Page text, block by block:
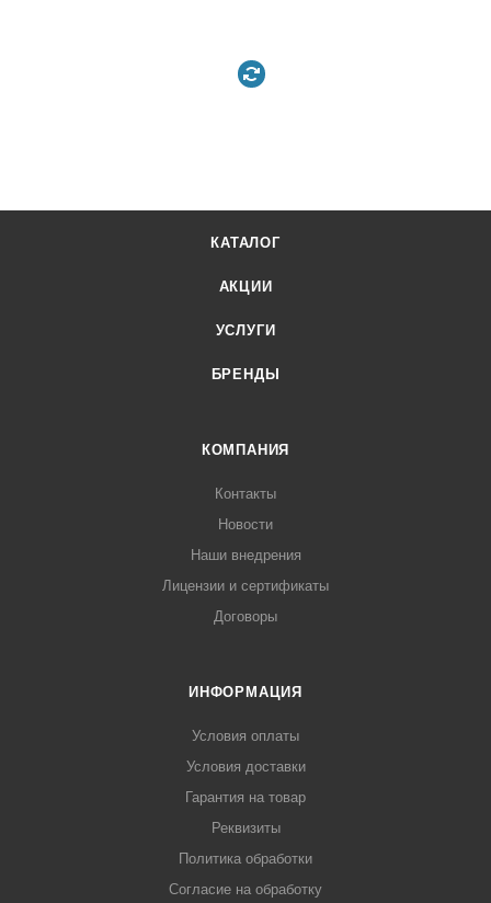
КАТАЛОГ
АКЦИИ
УСЛУГИ
БРЕНДЫ
КОМПАНИЯ
Контакты
Новости
Наши внедрения
Лицензии и сертификаты
Договоры
ИНФОРМАЦИЯ
Условия оплаты
Условия доставки
Гарантия на товар
Реквизиты
Политика обработки
Согласие на обработку